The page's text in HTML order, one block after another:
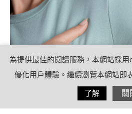
為提供最佳的閱讀服務，本網站採
優化用戶體驗。繼續瀏覽本網站即
了解 關